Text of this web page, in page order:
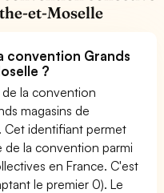
et-Moselle
convention Grands
?
de la convention
magasins de
identifiant permet
de la convention parmi
en France. C'est
le premier 0). Le